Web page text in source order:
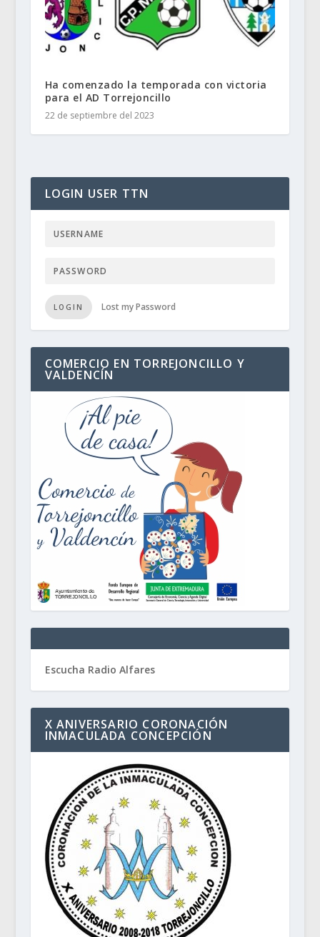
Ha comenzado la temporada con victoria
para el AD Torrejoncillo
22 de septiembre del 2023
LOGIN USER TTN
LOGIN Lost my Password
COMERCIO EN TORREJONCILLO Y
VALDENCÍN
Escucha Radio Alfares
X ANIVERSARIO CORONACIÓN
INMACULADA CONCEPCIÓN